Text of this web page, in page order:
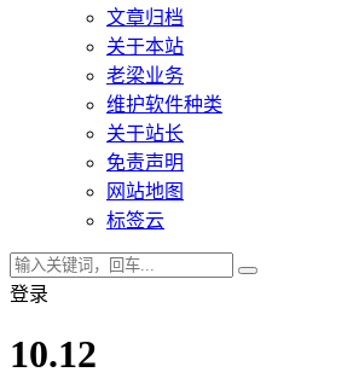
文章归档
关于本站
老梁业务
维护软件种类
关于站长
免责声明
网站地图
标签云
登录
10.12